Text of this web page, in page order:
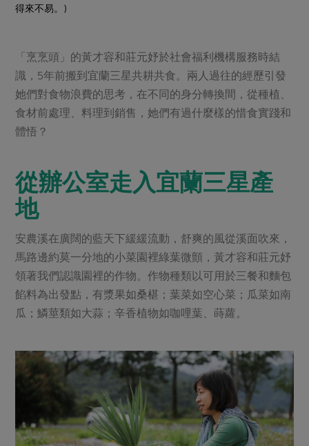
保健食品
居家好物
美妝保養
日用品 圖書禮品
防災用品
最新產品
優惠專區
素食專區
樂齡友善
醬料
漬物
涼拌沙拉
飲品
異國料理
年菜食譜
節慶大餐
高麗菜海鮮煎餅
議題活動
主婦聯盟X樂齡網特約優惠案
30%rPET紅烏龍茶
2024農業發展計畫年度報告
把最好的台灣味帶回家！
減添加物 減塑減廢
公益金 食農教育
更多議題
綠主張月刊
檢驗報告
社員權益
合作社法規
社務專區
最新消息
媒體報導
下載專區
地區活動
活動報下載
得來不易。)
「烹烹頭」的黃才容和莊元妤於社會福利機構服務時結
識，5年前搬到宜蘭三星共耕共食。兩人過往的經歷引發
她們對食物浪費的思考，在不同的身分轉換間，從種植、
食材前處理、料理到銷售，她們有過什麼樣的惜食實踐和
體悟？
從辦公室走入宜蘭三星產
地
安農溪在廣闊的藍天下緩緩流動，舒爽的風從溪面吹來，
馬路邊約莫一分地的小菜園裡綠葉微顫，黃才容和莊元妤
領著我們認識園裡的作物。作物種類以可用於三餐和麵包
餡料為出發點，有漿果如桑椹；葉菜如空心菜；瓜菜如南
瓜；鱗莖類如大蒜；辛香植物如咖哩葉、蒔蘿。